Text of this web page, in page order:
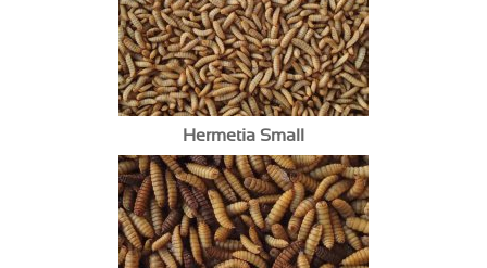
Hermetia Small